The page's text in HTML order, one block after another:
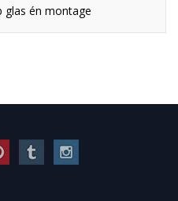
glas én montage